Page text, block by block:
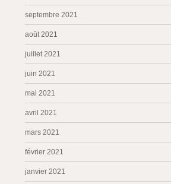
septembre 2021
août 2021
juillet 2021
juin 2021
mai 2021
avril 2021
mars 2021
février 2021
janvier 2021